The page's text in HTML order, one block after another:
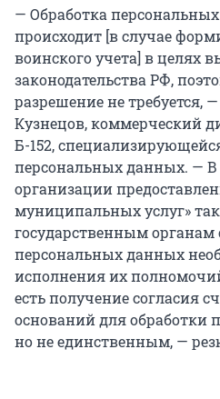
— Обработка
происходит [в случае
воинского учета] в целях
законодательства РФ,
разрешение не требуется,
Кузнецов, коммерческий
Б-152,
персональных данных. — В
организации
муниципальных услуг»
государственным органам
персональных данных
исполнения их
есть получение согласия
оснований для обработки
но не единственным, —